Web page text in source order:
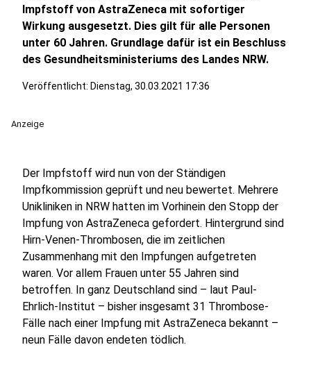
Impfstoff von AstraZeneca mit sofortiger
Wirkung ausgesetzt. Dies gilt für alle Personen
unter 60 Jahren. Grundlage dafür ist ein Beschluss
des Gesundheitsministeriums des Landes NRW.
Veröffentlicht: Dienstag, 30.03.2021 17:36
Anzeige
Der Impfstoff wird nun von der Ständigen
Impfkommission geprüft und neu bewertet. Mehrere
Unikliniken in NRW hatten im Vorhinein den Stopp der
Impfung von AstraZeneca gefordert. Hintergrund sind
Hirn-Venen-Thrombosen, die im zeitlichen
Zusammenhang mit den Impfungen aufgetreten
waren. Vor allem Frauen unter 55 Jahren sind
betroffen. In ganz Deutschland sind – laut Paul-
Ehrlich-Institut – bisher insgesamt 31 Thrombose-
Fälle nach einer Impfung mit AstraZeneca bekannt –
neun Fälle davon endeten tödlich.